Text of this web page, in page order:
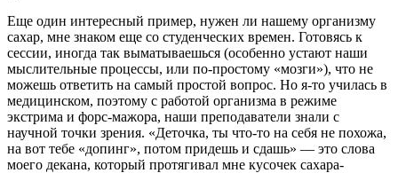
Еще один интересный пример, нужен ли нашему организму
сахар, мне знаком еще со студенческих времен. Готовясь к
сессии, иногда так выматываешься (особенно устают наши
мыслительные процессы, или по-простому «мозги»), что не
можешь ответить на самый простой вопрос. Но я-то училась в
медицинском, поэтому с работой организма в режиме
экстрима и форс-мажора, наши преподаватели знали с
научной точки зрения. «Деточка, ты что-то на себя не похожа,
на вот тебе «допинг», потом придешь и сдашь» — это слова
моего декана, который протягивал мне кусочек сахара-